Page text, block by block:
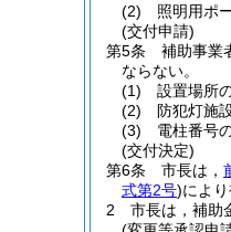
(2)
照明用ポ
(交付申請)
第5条
補助事業
ならない。
(1)
設置場所
(2)
防犯灯施
(3)
電柱番号
(交付決定)
第6条
市長は，
式第2号)によ
2
市長は，補助